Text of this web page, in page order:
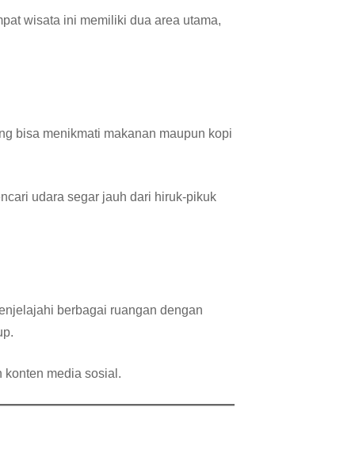
wisata ini memiliki dua area utama,
bisa menikmati makanan maupun kopi
udara segar jauh dari hiruk-pikuk
berbagai ruangan dengan
konten media sosial.